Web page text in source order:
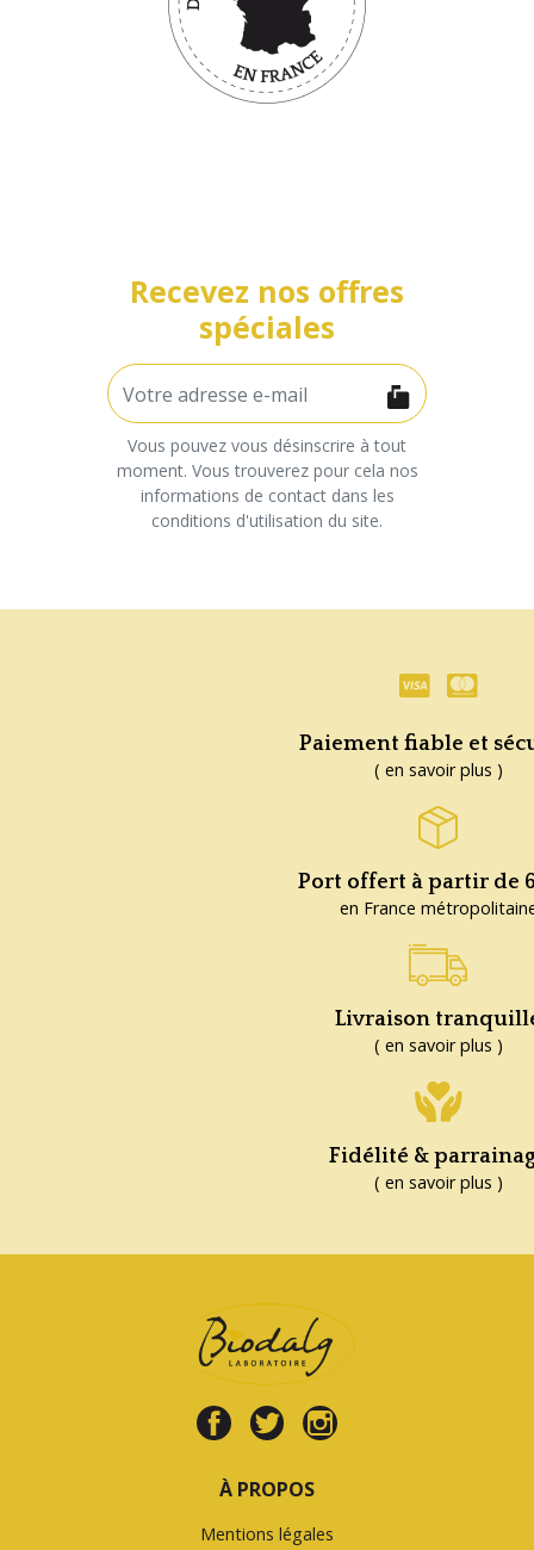
Recevez nos offres
spéciales
Vous pouvez vous désinscrire à tout
moment. Vous trouverez pour cela nos
informations de contact dans les
conditions d'utilisation du site.
Paiement fiable et
( en savoir plus )
Port offert à partir de
en France
Livraison
( en savoir plus )
Fidélité &
( en savoir plus )
À PROPOS
Mentions légales